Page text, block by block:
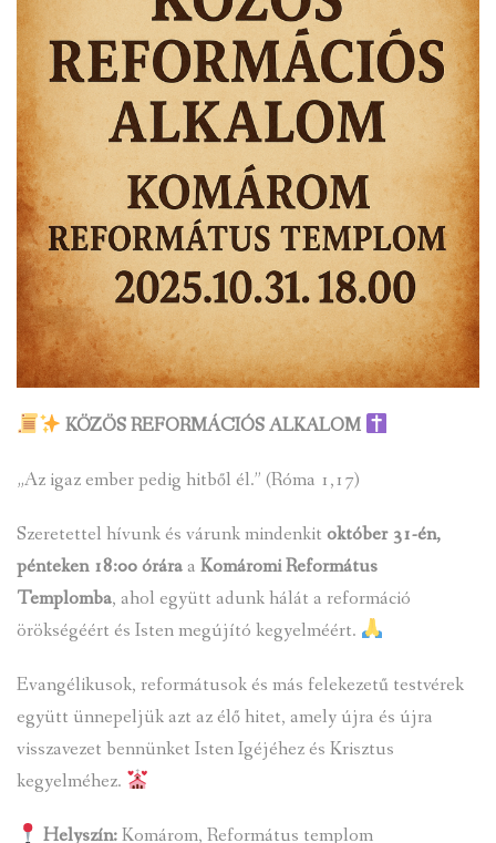
KÖZÖS REFORMÁCIÓS ALKALOM
„Az igaz ember pedig hitből él.” (Róma 1,17)
Szeretettel hívunk és várunk mindenkit október 31-én,
pénteken 18:00 óráraa Komáromi Református
Templomba, ahol együtt adunk hálát a reformáció
örökségéért és Isten megújító kegyelméért.
Evangélikusok, reformátusok és más felekezetű testvérek
együtt ünnepeljük azt az élő hitet, amely újra és újra
visszavezet bennünket Isten Igéjéhez és Krisztus
kegyelméhez.
Helyszín:Komárom, Református templom